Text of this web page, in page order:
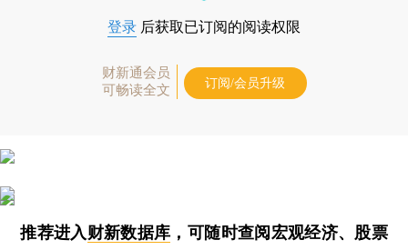
登录 后获取已订阅的阅读权限
财新通会员
可畅读全文
订阅/会员升级
推荐进入财新数据库 ，可随时查阅宏观经济、股票